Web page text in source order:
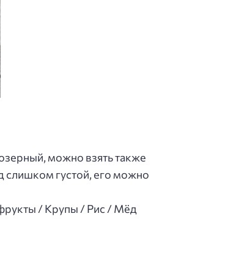
можно взять также
слишком густой, его можно
/ Крупы / Рис / Мёд